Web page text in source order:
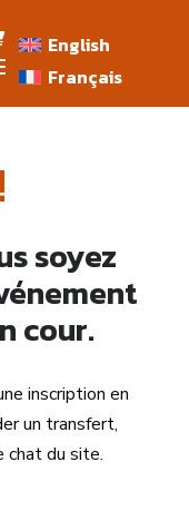
English
Français
soyez
cour.
inscription en
un transfert,
chat du site.